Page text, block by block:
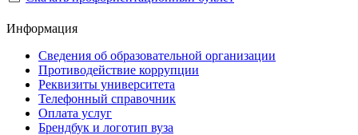
Информация
Сведения об образовательной организации
Противодействие коррупции
Реквизиты университета
Телефонный справочник
Оплата услуг
Брендбук и логотип вуза